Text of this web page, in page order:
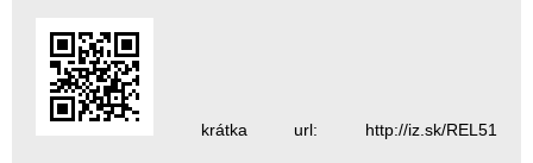
krátka url: http://iz.sk/REL51